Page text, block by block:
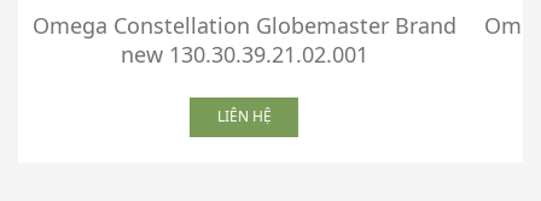
Omega Constellation Globemaster Brand
new 130.30.39.21.02.001
LIÊN HỆ